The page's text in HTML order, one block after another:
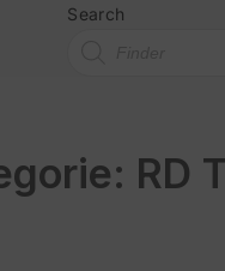
Search
RD